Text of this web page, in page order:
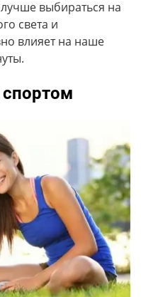
выбираться на
света и
влияет на наше